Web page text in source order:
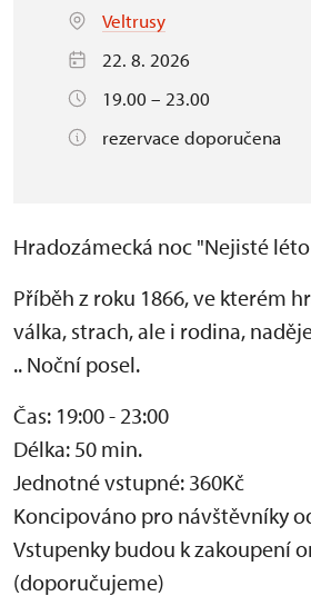
Veltrusy
22. 8. 2026
19.00 – 23.00
rezervace doporučena
Hradozámecká noc "Nejisté
Příběh z roku 1866, ve kterém
válka, strach, ale i rodina,
.. Noční posel.
Čas: 19:00 - 23:00
Délka: 50 min.
Jednotné vstupné: 360Kč
Koncipováno pro návštěvníky
Vstupenky budou k zakoupení
(doporučujeme)